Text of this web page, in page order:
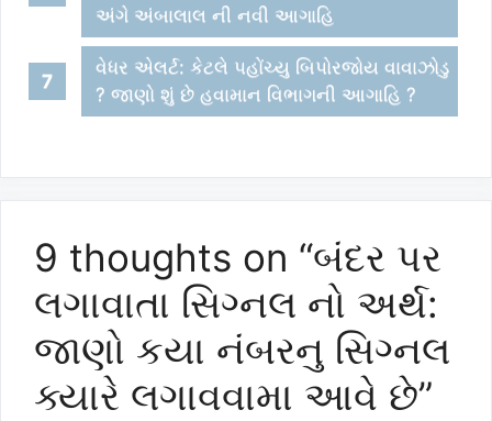
અંગે અંબાલાલ ની નવી આગાહિ
વેધર એલર્ટ: કેટલે પહોંચ્યુ બિપોરજોય વાવાઝોડુ
? જાણો શું છે હવામાન વિભાગની આગાહિ ?
9 thoughts on “બંદર પર
લગાવાતા સિગ્નલ નો અર્થ:
જાણો કયા નંબરનુ સિગ્નલ
ક્યારે લગાવવામા આવે છે”